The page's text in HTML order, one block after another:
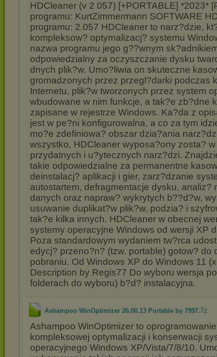
HDCleaner (v 2 057) [+PORTABLE] *2023*
programu: KurtZimmermann SOFTWARE
programu: 2.057 HDCleaner to narz?dzie,
kompleksow? optymalizacj? systemu
nazwa programu jego g??wnym
odpowiedzialny za oczyszczanie dysku
dnych plik?w. Umo?liwia on skuteczne
gromadzonych przez przegl?darki podczas
Internetu, plik?w tworzonych przez system
wbudowane w nim funkcje, a tak?e zb?dne
zapisane w rejestrze Windows. Ka?da z
jest w pe?ni konfigurowalna, a co za tym
mo?e zdefiniowa? obszar dzia?ania
wszystko, HDCleaner wyposa?ony zosta?
przydatnych i u?ytecznych narz?dzi.
takie odpowiedzialne za permanentne
deinstalacj? aplikacji i gier, zarz?dzanie
autostartem, defragmentacje dysku, analiz?
danych oraz napraw? wykrytych b??d?w,
usuwanie duplikat?w plik?w, podzia? i
tak?e kilka innych. HDCleaner w obecnej
systemy operacyjne Windows od wersji XP
Poza standardowym wydaniem tw?rca
edycj? przeno?n? (tzw. portable) gotow? do
pobraniu. Od Windows XP do Windows 11
Description by Regis77 Do wyboru wersja
folderach do wyboru) b?d? instalacyjna.
Ashampoo WinOptimizer 26.00.13 Portable by 7997.7z
Ashampoo WinOptimizer to
kompleksowej optymalizacji i konserwacji
operacyjnego Windows XP/Vista/7/8/10.